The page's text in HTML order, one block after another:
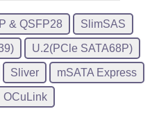
& QSFP28 SlimSAS
U.2(PCle SATA68P)
Sliver mSATA Express
OCuLink